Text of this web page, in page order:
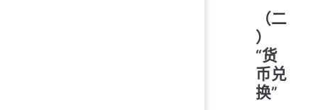
（二
）
“货
币兑
换”